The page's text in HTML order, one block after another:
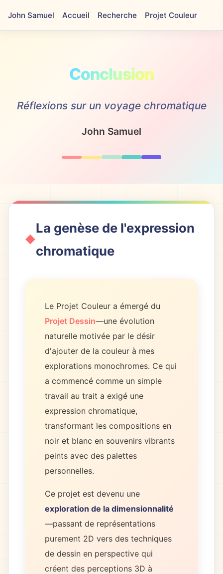
John Samuel Accueil Recherche Projet Couleur
Conclusion
Réflexions sur un voyage chromatique
John Samuel
La genèse de l'expression
chromatique
Le Projet Couleur a émergé du
Projet Dessin—une évolution
naturelle motivée par le désir
d'ajouter de la couleur à mes
explorations monochromes. Ce qui
a commencé comme un simple
travail au trait a exigé une
expression chromatique,
transformant les compositions en
noir et blanc en souvenirs vibrants
peints avec des palettes
personnelles.
Ce projet est devenu une
exploration de la dimensionnalité
—passant de représentations
purement 2D vers des techniques
de dessin en perspective qui
créent des perceptions 3D à